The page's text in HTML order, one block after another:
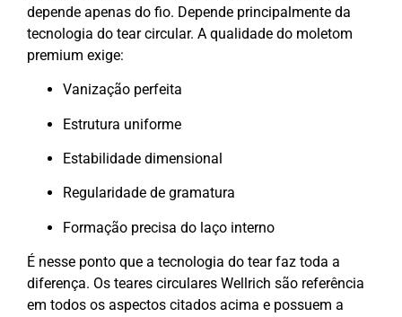
depende apenas do fio. Depende principalmente da
tecnologia do tear circular. A qualidade do moletom
premium exige:
Vanização perfeita
Estrutura uniforme
Estabilidade dimensional
Regularidade de gramatura
Formação precisa do laço interno
É nesse ponto que a tecnologia do tear faz toda a
diferença. Os teares circulares Wellrich são referência
em todos os aspectos citados acima e possuem a